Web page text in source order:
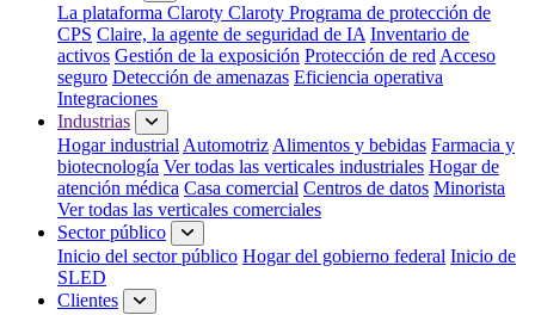
La plataforma Claroty Claroty Programa de protección de
CPS Claire, la agente de seguridad de IA Inventario de
activos Gestión de la exposición Protección de red Acceso
seguro Detección de amenazas Eficiencia operativa
Integraciones
Industrias
Hogar industrial Automotriz Alimentos y bebidas Farmacia y
biotecnología Ver todas las verticales industriales Hogar de
atención médica Casa comercial Centros de datos Minorista
Ver todas las verticales comerciales
Sector público
Inicio del sector público Hogar del gobierno federal Inicio de
SLED
Clientes